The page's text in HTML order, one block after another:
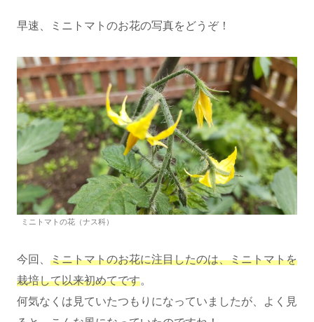
早速、ミニトマトのお花の写真をどうぞ！
ミニトマトの花（ナス科）
今回、 ミニトマトのお花に注目したのは、ミニトマトを
栽培して以来初めてです。
何気なくは見ていたつもりになっていましたが、よく見